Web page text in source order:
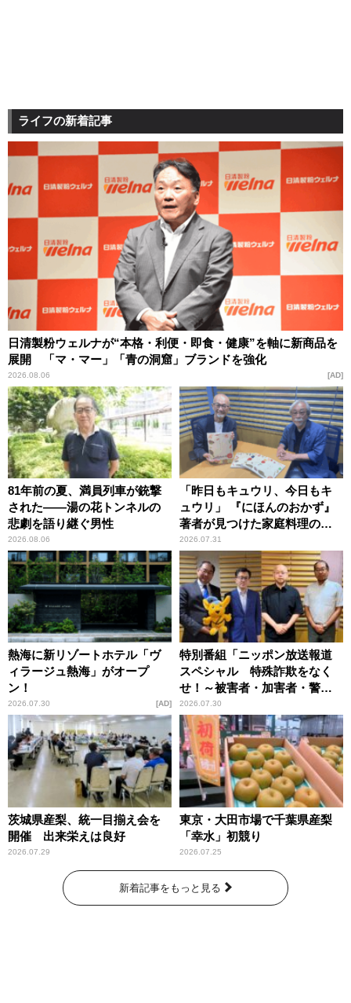
ライフの新着記事
日清製粉ウェルナが“本格・利便・即食・健康”を軸に新商品を
展開 「マ・マー」「青の洞窟」ブランドを強化
2026.08.06 AD
81年前の夏、満員列車が銃撃
された――湯の花トンネルの
悲劇を語り継ぐ男性
2026.08.06
「昨日もキュウリ、今日もキ
ュウリ」 『にほんのおかず』
著者が見つけた家庭料理の知
恵
2026.07.31
熱海に新リゾートホテル「ヴ
ィラージュ熱海」がオープ
ン！
2026.07.30 AD
特別番組「ニッポン放送報道
スペシャル 特殊詐欺をなく
せ！～被害者・加害者・警視
庁が語るトクリュウの実態
～」放送
2026.07.30
茨城県産梨、統一目揃え会を
開催 出来栄えは良好
2026.07.29
東京・大田市場で千葉県産梨
「幸水」初競り
2026.07.25
新着記事をもっと見る